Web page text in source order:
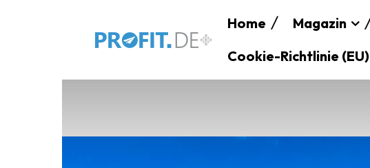
Home Magazin
Cookie-Richtlinie (EU)